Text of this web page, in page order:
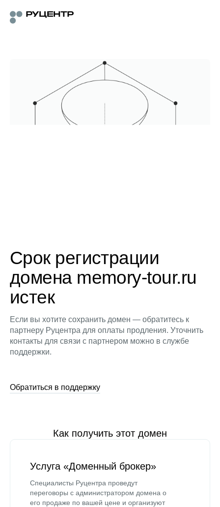
Срок регистрации
домена memory-tour.ru
истек
Если вы хотите сохранить домен — обратитесь к
партнеру Руцентра для оплаты продления. Уточнить
контакты для связи с партнером можно в службе
поддержки.
Обратиться в поддержку
Как получить этот домен
Услуга «Доменный брокер»
Специалисты Руцентра проведут
переговоры с администратором домена о
его продаже по вашей цене и организуют